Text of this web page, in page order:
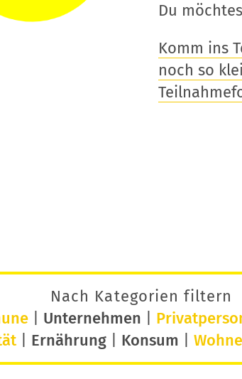
Du
Komm ins
noch so
Nach Kategorien filtern
| Unternehmen
Ernährung Konsum